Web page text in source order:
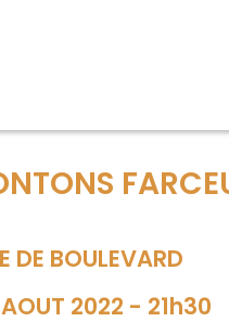
DE BOULEVARD
2022 - 21h30